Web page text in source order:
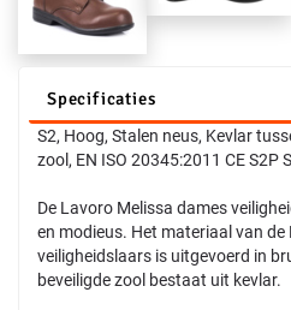
Specificaties
S2, Hoog, Stalen neus, Kevlar
zool, EN ISO 20345:2011 CE S2P
De Lavoro Melissa dames
en modieus. Het materiaal van de
veiligheidslaars is uitgevoerd in
beveiligde zool bestaat uit kevlar.